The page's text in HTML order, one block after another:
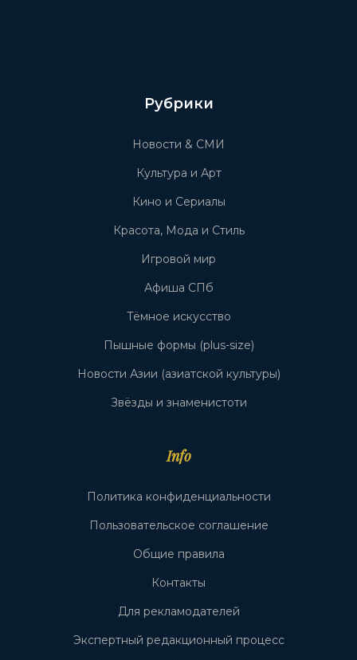
Рубрики
Новости & СМИ
Культура и Арт
Кино и Сериалы
Красота, Мода и Стиль
Игровой мир
Афиша СПб
Тёмное искусство
Пышные формы (plus-size)
Новости Азии (азиатской культуры)
Звёзды и знаменистоти
Info
Политика конфиденциальности
Пользовательское соглашение
Общие правила
Контакты
Для рекламодателей
Экспертный редакционный процесс